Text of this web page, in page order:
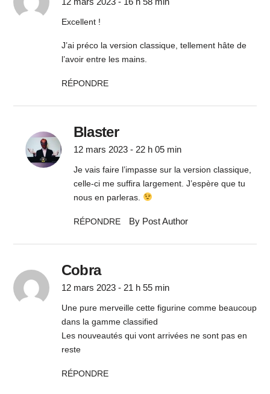
Excellent !
J’ai préco la version classique, tellement hâte de
l’avoir entre les mains.
RÉPONDRE
Blaster
12 mars 2023 - 22 h 05 min
Je vais faire l’impasse sur la version classique,
celle-ci me suffira largement. J’espère que tu
nous en parleras.
RÉPONDRE By Post Author
Cobra
12 mars 2023 - 21 h 55 min
Une pure merveille cette figurine comme beaucoup
dans la gamme classified
Les nouveautés qui vont arrivées ne sont pas en
reste
RÉPONDRE